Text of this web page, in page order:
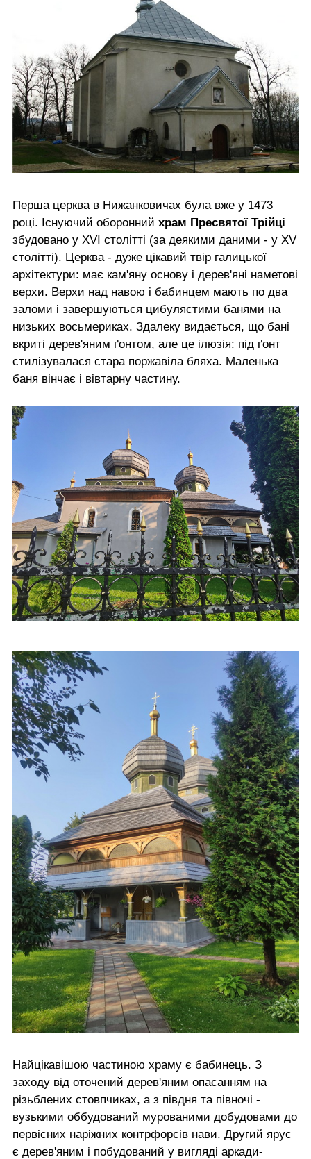
Перша церква в Нижанковичах була вже у 1473
році. Існуючий оборонний храм Пресвятої Трійці
збудовано у XVI столітті (за деякими даними - у XV
столітті). Церква - дуже цікавий твір галицької
архітектури: має кам'яну основу і дерев'яні наметові
верхи. Верхи над навою і бабинцем мають по два
заломи і завершуються цибулястими банями на
низьких восьмериках. Здалеку видається, що бані
вкриті дерев'яним ґонтом, але це ілюзія: під ґонт
стилізувалася стара поржавіла бляха. Маленька
баня вінчає і вівтарну частину.
Найцікавішою частиною храму є бабинець. З
заходу від оточений дерев'яним опасанням на
різьблених стовпчиках, а з півдня та півночі -
вузькими оббудований мурованими добудовами до
первісних наріжних контрфорсів нави. Другий ярус
є дерев'яним і побудований у вигляді аркади-